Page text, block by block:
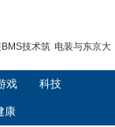
技术筑 电装与东京大
戏 科技
康